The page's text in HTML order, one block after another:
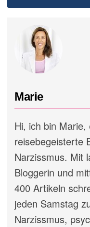
Marie
Hi, ich bin
reisebegeisterte
Narzissmus. Mit
Bloggerin und
400 Artikeln
jeden Samstag
Narzissmus,